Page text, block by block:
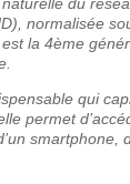
normalisée
la 4ème
qui
permet
smartphone,